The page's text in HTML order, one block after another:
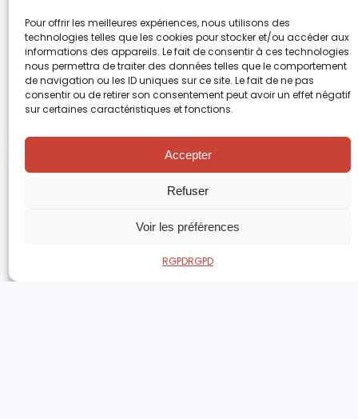
Pour offrir les meilleures expériences, nous utilisons des
technologies telles que les cookies pour stocker et/ou accéder aux
informations des appareils. Le fait de consentir à ces technologies
nous permettra de traiter des données telles que le comportement
de navigation ou les ID uniques sur ce site. Le fait de ne pas
consentir ou de retirer son consentement peut avoir un effet négatif
sur certaines caractéristiques et fonctions.
Accepter
Refuser
Voir les préférences
RGPDRGPD